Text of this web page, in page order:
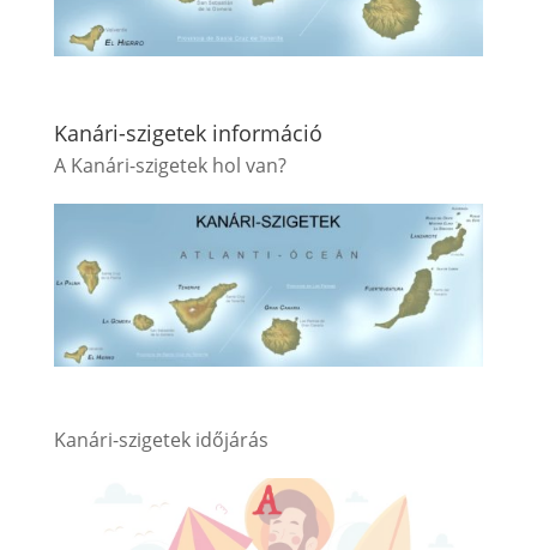
Kanári-szigetek információ
A Kanári-szigetek hol van?
Kanári-szigetek időjárás